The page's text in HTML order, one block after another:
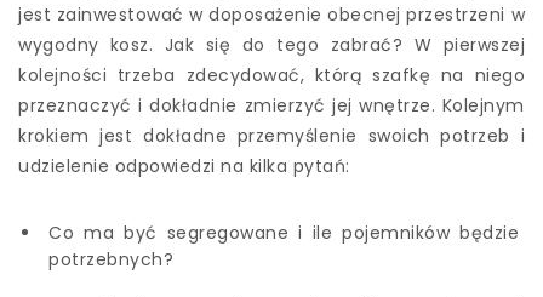
jest zainwestować w doposażenie obecnej przestrzeni w
wygodny kosz. Jak się do tego zabrać? W pierwszej
kolejności trzeba zdecydować, którą szafkę na niego
przeznaczyć i dokładnie zmierzyć jej wnętrze. Kolejnym
krokiem jest dokładne przemyślenie swoich potrzeb i
udzielenie odpowiedzi na kilka pytań:
Co ma być segregowane i ile pojemników będzie
potrzebnych?